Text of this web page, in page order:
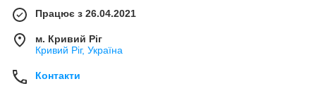
Працює з 26.04.2021
м. Кривий Ріг
Кривий Ріг, Україна
Контакти